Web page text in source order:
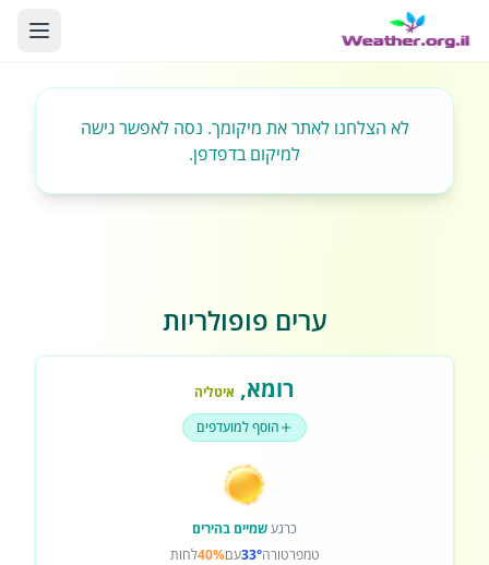
לא הצלחנו לאתר את מיקומך. נסה לאפשר גישה
למיקום בדפדפן.
ערים פופולריות
רומא, איטליה
הוסף למועדפים
כרגעשמיים בהירים
טמפרטורה33°עם40%לחות